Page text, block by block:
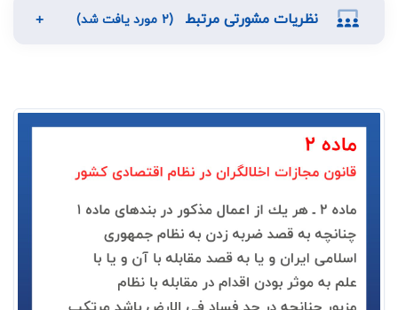
نظریات مشورتی مرتبط (2 مورد یافت شد)